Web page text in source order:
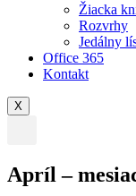
Žiacka
Rozvrhy
Jedálny
Office 365
Kontakt
X
Apríl –